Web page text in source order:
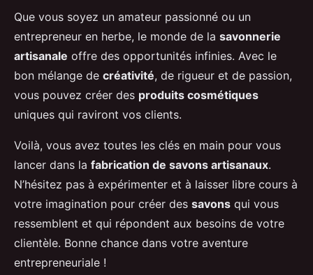
Que vous soyez un amateur passionné ou un
entrepreneur en herbe, le monde de la savonnerie
artisanale offre des opportunités infinies. Avec le
bon mélange de créativité, de rigueur et de passion,
vous pouvez créer des produits cosmétiques
uniques qui raviront vos clients.
Voilà, vous avez toutes les clés en main pour vous
lancer dans la fabrication de savons artisanaux.
N’hésitez pas à expérimenter et à laisser libre cours à
votre imagination pour créer des savons qui vous
ressemblent et qui répondent aux besoins de votre
clientèle. Bonne chance dans votre aventure
entrepreneuriale !